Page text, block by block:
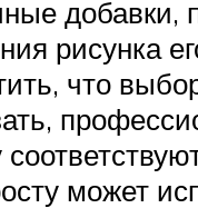
рисунка
что
может